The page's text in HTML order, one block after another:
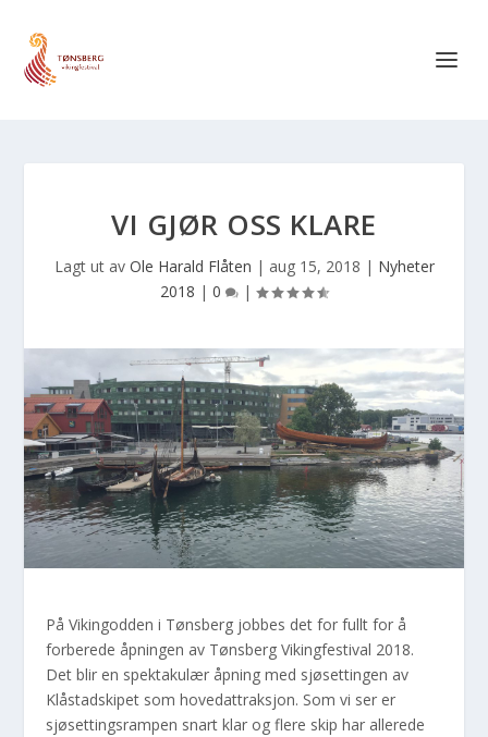
VI GJØR OSS KLARE
Lagt ut av Ole Harald Flåten | aug 15, 2018 | Nyheter
2018 | 0 |
På Vikingodden i Tønsberg jobbes det for fullt for å
forberede åpningen av Tønsberg Vikingfestival 2018.
Det blir en spektakulær åpning med sjøsettingen av
Klåstadskipet som hovedattraksjon. Som vi ser er
sjøsettingsrampen snart klar og flere skip har allerede